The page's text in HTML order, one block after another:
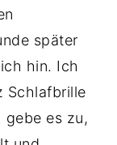
später
hin. Ich
Schlafbrille
gebe es zu,